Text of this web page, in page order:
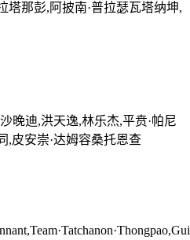
塔那彭,阿披南·普拉瑟瓦塔纳坤,
晚迪,洪天逸,林乐杰,平贲·帕尼
,皮安崇·达姆容桑托恩查